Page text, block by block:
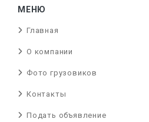
МЕНЮ
Главная
О компании
Фото грузовиков
Контакты
Подать объявление